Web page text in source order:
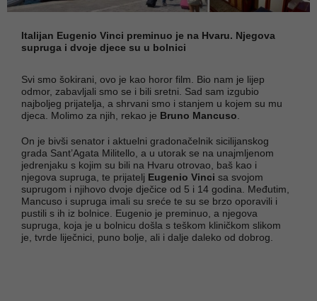
Italijan Eugenio Vinci preminuo je na Hvaru. Njegova
supruga i dvoje djece su u bolnici
Svi smo šokirani, ovo je kao horor film. Bio nam je lijep
odmor, zabavljali smo se i bili sretni. Sad sam izgubio
najboljeg prijatelja, a shrvani smo i stanjem u kojem su mu
djeca. Molimo za njih, rekao je Bruno Mancuso
On je bivši senator i aktuelni gradonačelnik sicilijanskog
grada Sant’Agata Militello, a u utorak se na unajmljenom
jedrenjaku s kojim su bili na Hvaru otrovao, baš kao i
njegova supruga, te prijatelj Eugenio Vinci sa svojom
suprugom i njihovo dvoje dječice od 5 i 14 godina. Međutim,
Mancuso i supruga imali su sreće te su se brzo oporavili i
pustili s ih iz bolnice. Eugenio je preminuo, a njegova
supruga, koja je u bolnicu došla s teškom kliničkom slikom
je, tvrde liječnici, puno bolje, ali i dalje daleko od dobrog.